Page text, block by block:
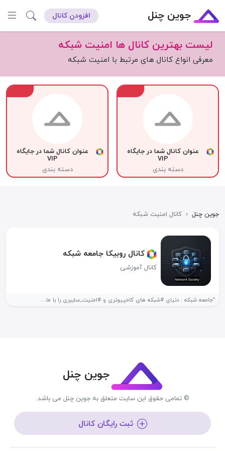
جوین چنل افزودن کانال
لیست بهترین کانال ها امنیت شبکه
معرفی انواع کانال های مرتبط با امنیت شبکه
عنوان کانال شما در جایگاه
VIP
دسته بندی
عنوان کانال شما در جایگاه
VIP
دسته بندی
جوین چنل › کانال امنیت شبکه
کانال روبیکا جامعه شبکه
کانال آموزشی
"جامعه شبکه‌ : دنیای #شبکه‌ های کامپیوتری و #امنیت_سایبری را با ما...
جوین چنل
© تمامی حقوق این سایت متعلق به جوین چنل می باشد.
ثبت رایگان کانال